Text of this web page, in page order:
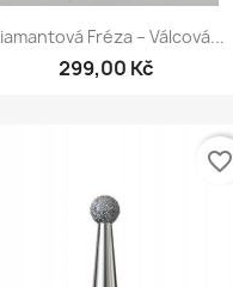
Fréza – Válcová...
299,00 Kč
favorite_border